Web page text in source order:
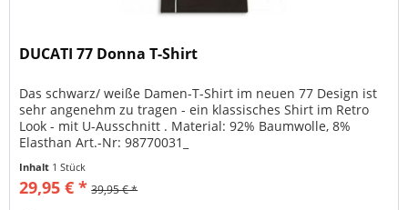
DUCATI 77 Donna T-Shirt
Das schwarz/ weiße Damen-T-Shirt im neuen 77 Design ist
sehr angenehm zu tragen - ein klassisches Shirt im Retro
Look - mit U-Ausschnitt . Material: 92% Baumwolle, 8%
Elasthan Art.-Nr: 98770031_
Inhalt 1 Stück
29,95 € * 39,95 € *